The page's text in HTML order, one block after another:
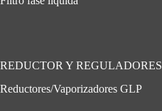
REDUCTOR Y REGULADORES
Reductores/Vaporizadores GLP